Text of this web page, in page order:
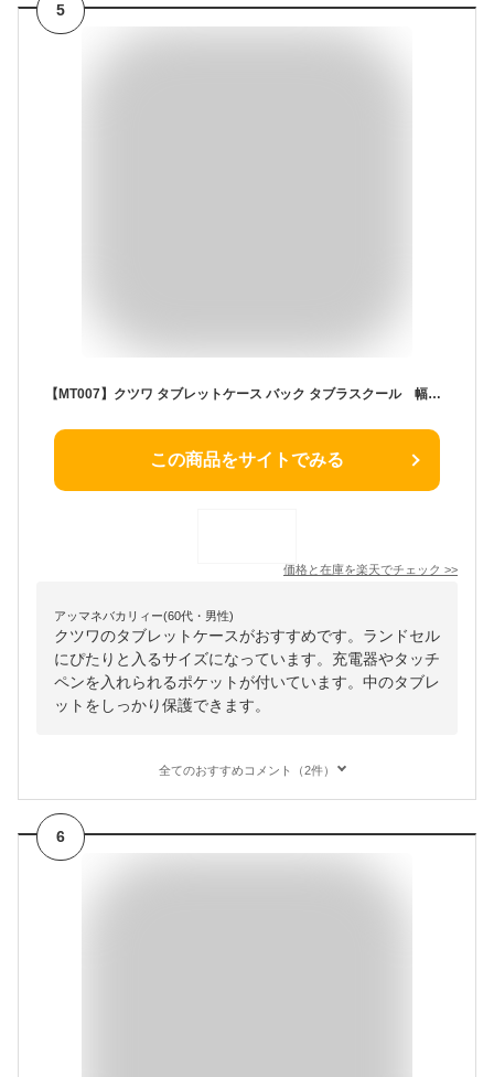
5
【MT007】クツワ タブレットケース バック タブラスクール 幅広 小学生 ランドセル
この商品をサイトでみる
価格と在庫を楽天でチェック >>
アッマネバカリィー(60代・男性)
クツワのタブレットケースがおすすめです。ランドセル
にぴたりと入るサイズになっています。充電器やタッチ
ペンを入れられるポケットが付いています。中のタブレ
ットをしっかり保護できます。
全てのおすすめコメント（2件）
6